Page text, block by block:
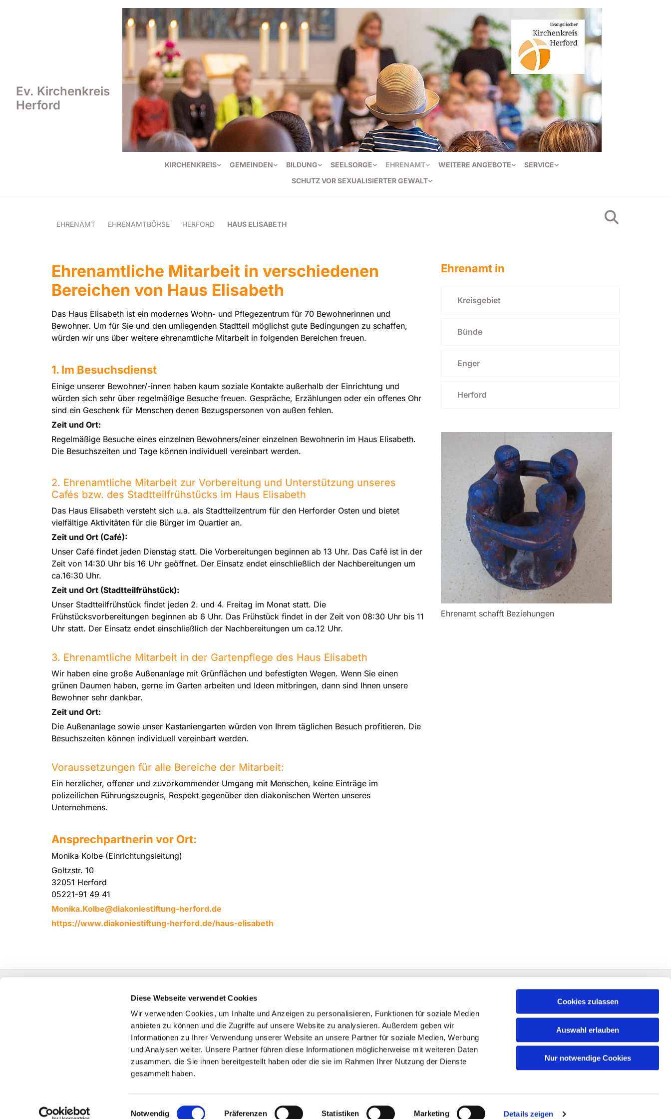
Diese Webseite verwendet Cookies
Wir verwenden Cookies, um Inhalte und Anzeigen zu personalisieren, Funktionen für soziale Medien
anbieten zu können und die Zugriffe auf unsere Website zu analysieren. Außerdem geben wir
Informationen zu Ihrer Verwendung unserer Website an unsere Partner für soziale Medien, Werbung
und Analysen weiter. Unsere Partner führen diese Informationen möglicherweise mit weiteren Daten
zusammen, die Sie ihnen bereitgestellt haben oder die sie im Rahmen Ihrer Nutzung der Dienste
gesammelt haben.
Einwilligungsauswahl
Notwendig Präferenzen Statistiken Marketing Details zeigen
Cookies zulassen
Auswahl erlauben
Nur notwendige Cookies
Ev. Kirchenkreis
Herford
KIRCHENKREIS GEMEINDEN BILDUNG SEELSORGE EHRENAMT WEITERE ANGEBOTE
SERVICE
SCHUTZ VOR SEXUALISIERTER GEWALT
EHRENAMT EHRENAMTBÖRSE HERFORD HAUS ELISABETH
Ehrenamtliche Mitarbeit in verschiedenen
Bereichen von Haus Elisabeth
Das Haus Elisabeth ist ein modernes Wohn- und Pflegezentrum für 70 Bewohnerinnen und
Bewohner. Um für Sie und den umliegenden Stadtteil möglichst gute Bedingungen zu schaffen,
würden wir uns über weitere ehrenamtliche Mitarbeit in folgenden Bereichen freuen.
1. Im Besuchsdienst
Einige unserer Bewohner/-innen haben kaum soziale Kontakte außerhalb der Einrichtung und
würden sich sehr über regelmäßige Besuche freuen. Gespräche, Erzählungen oder ein offenes Ohr
sind ein Geschenk für Menschen denen Bezugspersonen von außen fehlen.
Zeit und Ort:
Regelmäßige Besuche eines einzelnen Bewohners/einer einzelnen Bewohnerin im Haus Elisabeth.
Die Besuchszeiten und Tage können individuell vereinbart werden.
2. Ehrenamtliche Mitarbeit zur Vorbereitung und Unterstützung unseres
Cafés bzw. des Stadtteilfrühstücks im Haus Elisabeth
Das Haus Elisabeth versteht sich u.a. als Stadtteilzentrum für den Herforder Osten und bietet
vielfältige Aktivitäten für die Bürger im Quartier an.
Zeit und Ort (Café):
Unser Café findet jeden Dienstag statt. Die Vorbereitungen beginnen ab 13 Uhr. Das Café ist in der
Zeit von 14:30 Uhr bis 16 Uhr geöffnet. Der Einsatz endet einschließlich der Nachbereitungen um
ca.16:30 Uhr.
Zeit und Ort (Stadtteilfrühstück):
Unser Stadtteilfrühstück findet jeden 2. und 4. Freitag im Monat statt. Die
Frühstücksvorbereitungen beginnen ab 6 Uhr. Das Frühstück findet in der Zeit von 08:30 Uhr bis 11
Uhr statt. Der Einsatz endet einschließlich der Nachbereitungen um ca.12 Uhr.
3. Ehrenamtliche Mitarbeit in der Gartenpflege des Haus Elisabeth
Wir haben eine große Außenanlage mit Grünflächen und befestigten Wegen. Wenn Sie einen
grünen Daumen haben, gerne im Garten arbeiten und Ideen mitbringen, dann sind Ihnen unsere
Bewohner sehr dankbar.
Zeit und Ort:
Die Außenanlage sowie unser Kastaniengarten würden von Ihrem täglichen Besuch profitieren. Die
Besuchszeiten können individuell vereinbart werden.
Voraussetzungen für alle Bereiche der Mitarbeit:
Ein herzlicher, offener und zuvorkommender Umgang mit Menschen, keine Einträge im
polizeilichen Führungszeugnis, Respekt gegenüber den diakonischen Werten unseres
Unternehmens.
Ansprechpartnerin vor Ort:
Monika Kolbe (Einrichtungsleitung)
Goltzstr. 10
32051 Herford
05221-91 49 41
Monika.Kolbe@diakoniestiftung-herford.de
https://www.diakoniestiftung-herford.de/haus-elisabeth
Ehrenamt in
Kreisgebiet
Bünde
Enger
Herford
Ehrenamt schafft Beziehungen